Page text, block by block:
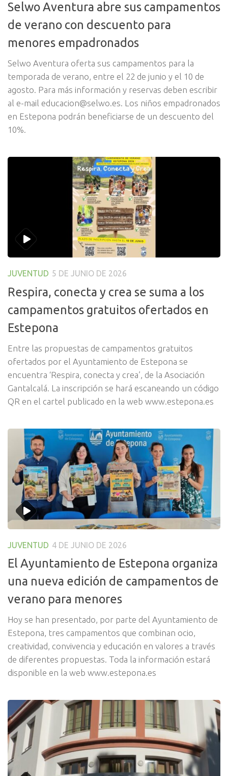
Selwo Aventura abre sus campamentos
de verano con descuento para
menores empadronados
Selwo Aventura oferta sus campamentos para la
temporada de verano, entre el 22 de junio y el 10 de
agosto. Para más información y reservas deben escribir
al e-mail educacion@selwo.es. Los niños empadronados
en Estepona podrán beneficiarse de un descuento del
10%.
JUVENTUD 5 DE JUNIO DE 2026
Respira, conecta y crea se suma a los
campamentos gratuitos ofertados en
Estepona
Entre las propuestas de campamentos gratuitos
ofertados por el Ayuntamiento de Estepona se
encuentra ‘Respira, conecta y crea’, de la Asociación
Gantalcalá. La inscripción se hará escaneando un código
QR en el cartel publicado en la web www.estepona.es
JUVENTUD 4 DE JUNIO DE 2026
El Ayuntamiento de Estepona organiza
una nueva edición de campamentos de
verano para menores
Hoy se han presentado, por parte del Ayuntamiento de
Estepona, tres campamentos que combinan ocio,
creatividad, convivencia y educación en valores a través
de diferentes propuestas. Toda la información estará
disponible en la web www.estepona.es